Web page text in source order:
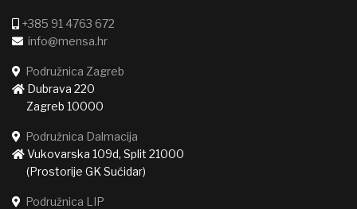
+385 91 4763 672
info@mensa.hr
Podružnica Zagreb
Dubrava 220
Zagreb 10000
Podružnica Dalmacija
Vukovarska 109d, Split 21000
(Prostorije GK Sućidar)
Podružnica LIP